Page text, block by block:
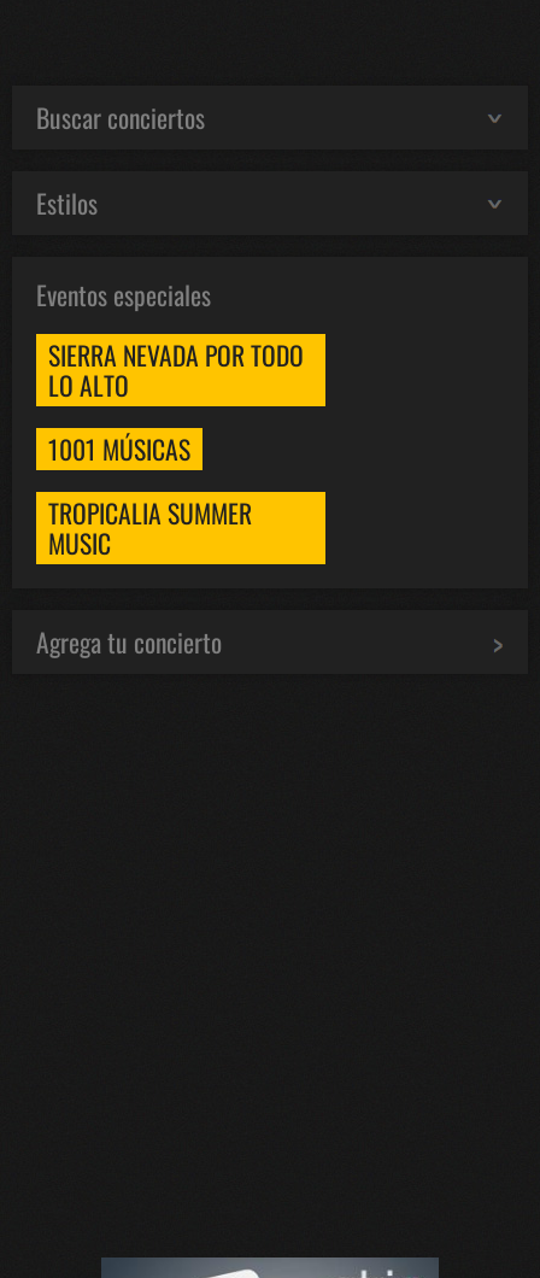
Buscar conciertos
Estilos
Eventos especiales
SIERRA NEVADA POR TODO
LO ALTO
1001 MÚSICAS
TROPICALIA SUMMER
MUSIC
Agrega tu concierto